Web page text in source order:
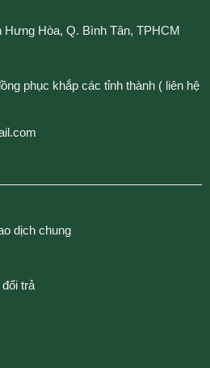
Hưng Hòa, Q. Bình Tân, TPHCM
phục khắp các tỉnh thành ( liên hệ
dịch chung
trả